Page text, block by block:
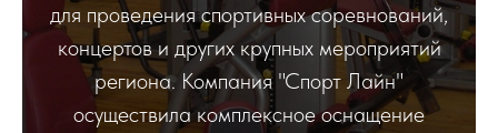
для проведения спортивных соревнований,
концертов и других крупных мероприятий
региона. Компания "Спорт Лайн"
осуществила комплексное оснащение